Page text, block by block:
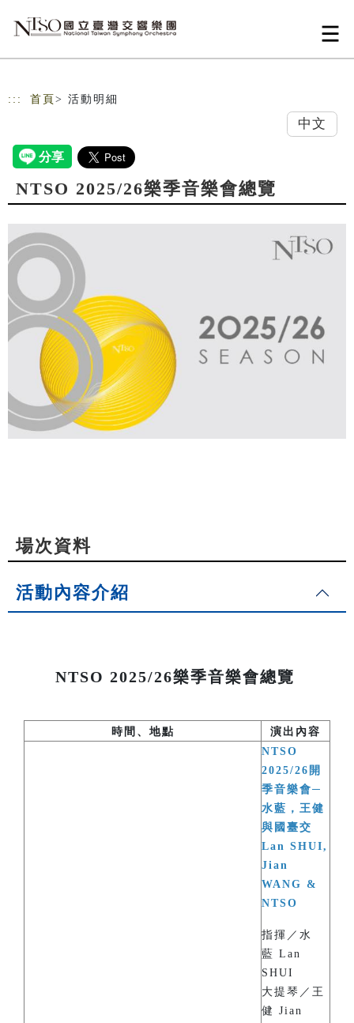
::: 首頁 > 活動明細
中文
NTSO 2025/26樂季音樂會總覽
場次資料
活動內容介紹
NTSO 2025/26樂季音樂會總覽
時間、地點 演出內容
NTSO
2025/26開
季音樂會─
水藍，王健
與國臺交
Lan SHUI,
Jian
WANG &
NTSO
指揮／水
藍 Lan
SHUI
大提琴／王
健 Jian